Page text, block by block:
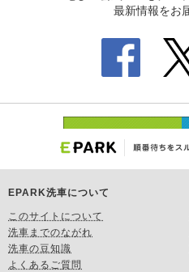
EPARK洗車について
このサイトについて
洗車までのながれ
洗車の豆知識
よくあるご質問